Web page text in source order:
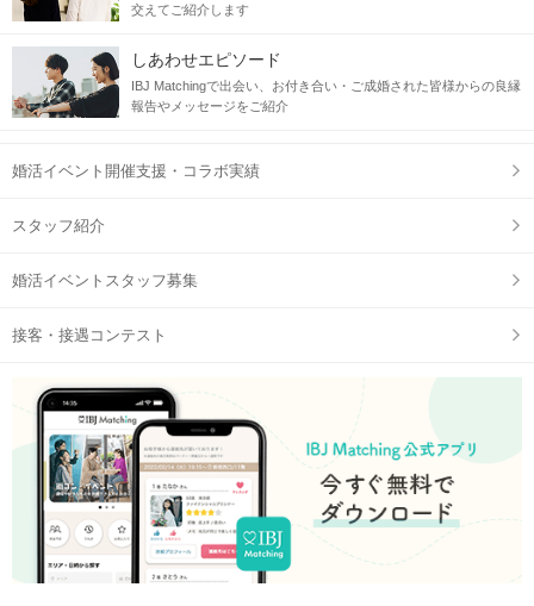
交えてご紹介します
しあわせエピソード
IBJ Matchingで出会い、お付き合い・ご成婚された皆様からの良縁
報告やメッセージをご紹介
婚活イベント開催支援・コラボ実績
スタッフ紹介
婚活イベントスタッフ募集
接客・接遇コンテスト